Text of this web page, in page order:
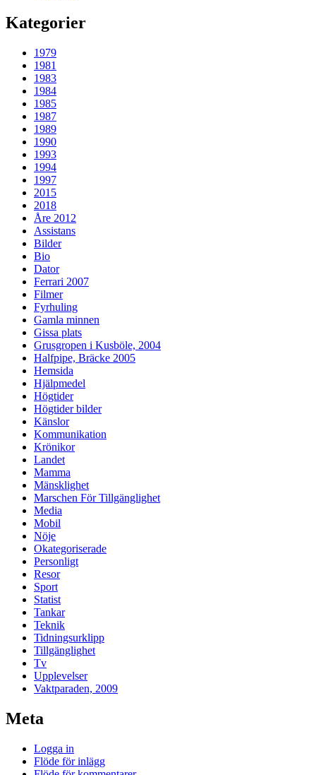
Kategorier
1979
1981
1983
1984
1985
1987
1989
1990
1993
1994
1997
2015
2018
Åre 2012
Assistans
Bilder
Bio
Dator
Ferrari 2007
Filmer
Fyrhuling
Gamla minnen
Gissa plats
Grusgropen i Kusböle, 2004
Halfpipe, Bräcke 2005
Hemsida
Hjälpmedel
Högtider
Högtider bilder
Känslor
Kommunikation
Krönikor
Landet
Mamma
Mänsklighet
Marschen För Tillgänglighet
Media
Mobil
Nöje
Okategoriserade
Personligt
Resor
Sport
Statist
Tankar
Teknik
Tidningsurklipp
Tillgänglighet
Tv
Upplevelser
Vaktparaden, 2009
Meta
Logga in
Flöde för inlägg